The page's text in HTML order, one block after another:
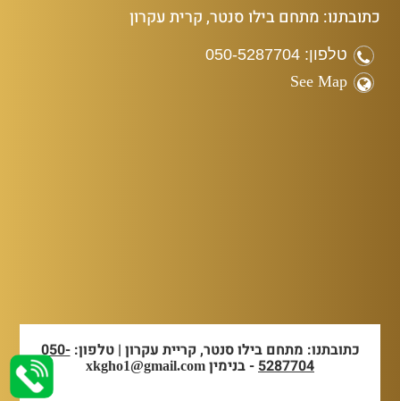
כתובתנו: מתחם בילו סנטר, קרית עקרון
טלפון: 050-5287704
See Map
כתובתנו: מתחם בילו סנטר, קריית עקרון | טלפון:050-
5287704- בנימין xkgho1@gmail.com